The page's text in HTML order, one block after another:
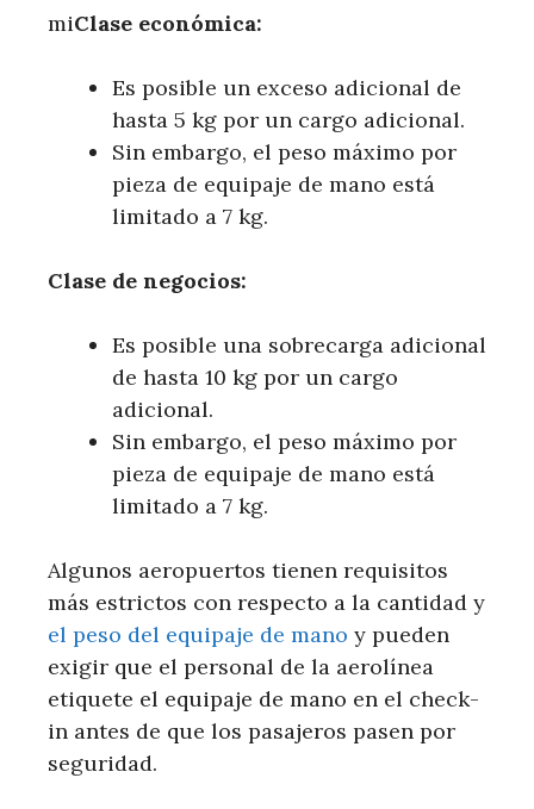
miClase económica:
Es posible un exceso adicional de
hasta 5 kg por un cargo adicional.
Sin embargo, el peso máximo por
pieza de equipaje de mano está
limitado a 7 kg.
Clase de negocios:
Es posible una sobrecarga adicional
de hasta 10 kg por un cargo
adicional.
Sin embargo, el peso máximo por
pieza de equipaje de mano está
limitado a 7 kg.
Algunos aeropuertos tienen requisitos
más estrictos con respecto a la cantidad y
el peso del equipaje de mano y pueden
exigir que el personal de la aerolínea
etiquete el equipaje de mano en el check-
in antes de que los pasajeros pasen por
seguridad.